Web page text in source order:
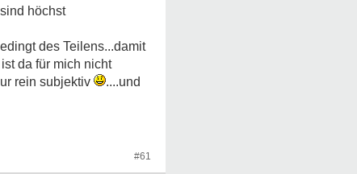
höchst
des Teilens...damit
da für mich nicht
rein subjektiv
....und
#61